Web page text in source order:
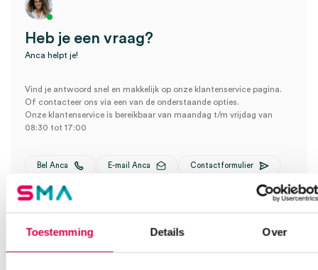
Toestemming Details Over
Heb je een vraag?
Anca helpt je!
Vind je antwoord snel en makkelijk op onze klantenservice pagina.
Of contacteer ons via een van de onderstaande opties.
Onze klantenservice is bereikbaar van maandag t/m vrijdag van
08:30 tot 17:00
Bel Anca E-mail Anca Contactformulier